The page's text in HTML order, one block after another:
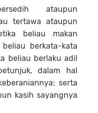
ataupun
tertawa ataupun
beliau makan
berkata-kata
beliau berlaku adil
dalam hal
serta
kasih sayangnya